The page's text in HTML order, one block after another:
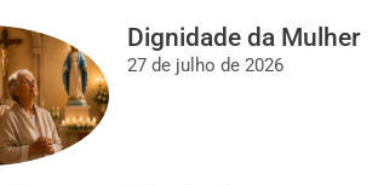
Dignidade da Mulher
27 de julho de 2026